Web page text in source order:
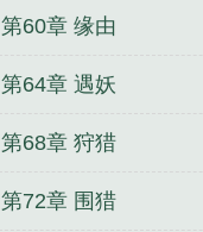
第60章 缘由
第64章 遇妖
第68章 狩猎
第72章 围猎